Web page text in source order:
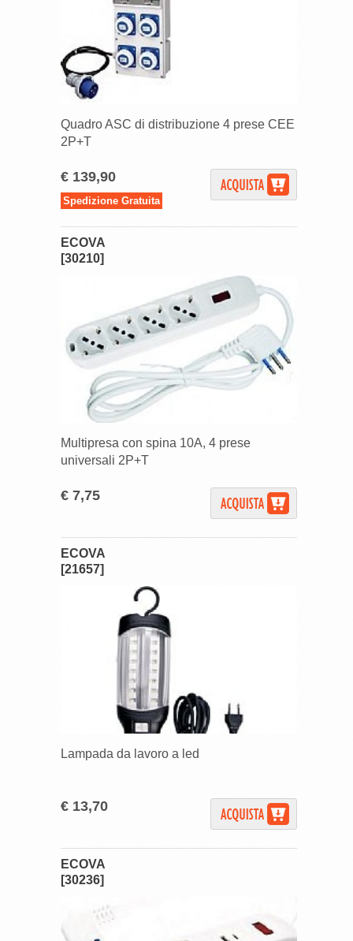
Quadro ASC di distribuzione 4 prese CEE
2P+T
€ 139,90
Spedizione Gratuita
ECOVA
[30210]
Multipresa con spina 10A, 4 prese
universali 2P+T
€ 7,75
ECOVA
[21657]
Lampada da lavoro a led
€ 13,70
ECOVA
[30236]